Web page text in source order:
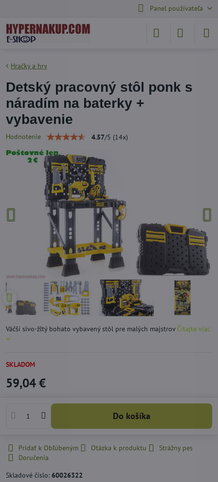
Panel používateľa
Hračky a hry
Detský pracovný stôl ponk s
náradím na baterky +
vybavenie
Hodnotenie 4.57/5 (14x)
Väčší sivo-žltý bohato vybavený stôl pre malých majstrov Čítajte viac
SKLADOM
59,04 €
Do košíka
Pridať k Obľúbeným Otázka k produktu
Strážny pes
Doručenia
Skladové číslo: 60026322